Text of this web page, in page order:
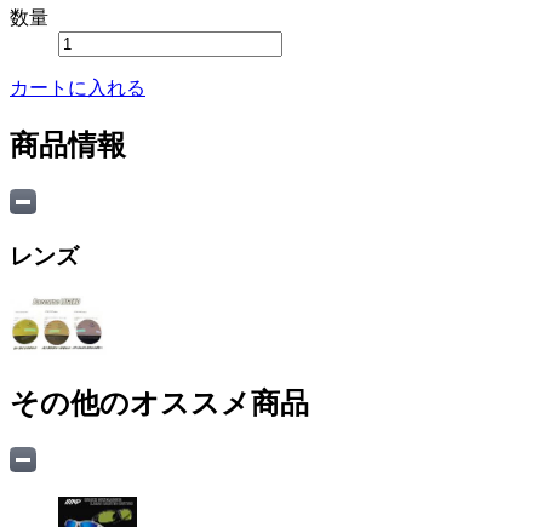
数量
カートに入れる
商品情報
レンズ
その他のオススメ商品